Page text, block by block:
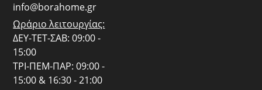
info@borahome.gr
Ωράριο λειτουργίας:
ΔΕΥ-ΤΕΤ-ΣΑΒ: 09:00 -
15:00
ΤΡΙ-ΠΕΜ-ΠΑΡ: 09:00 -
15:00 & 16:30 - 21:00